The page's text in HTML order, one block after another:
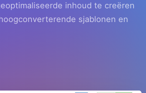
inhoud te creëren
sjablonen en